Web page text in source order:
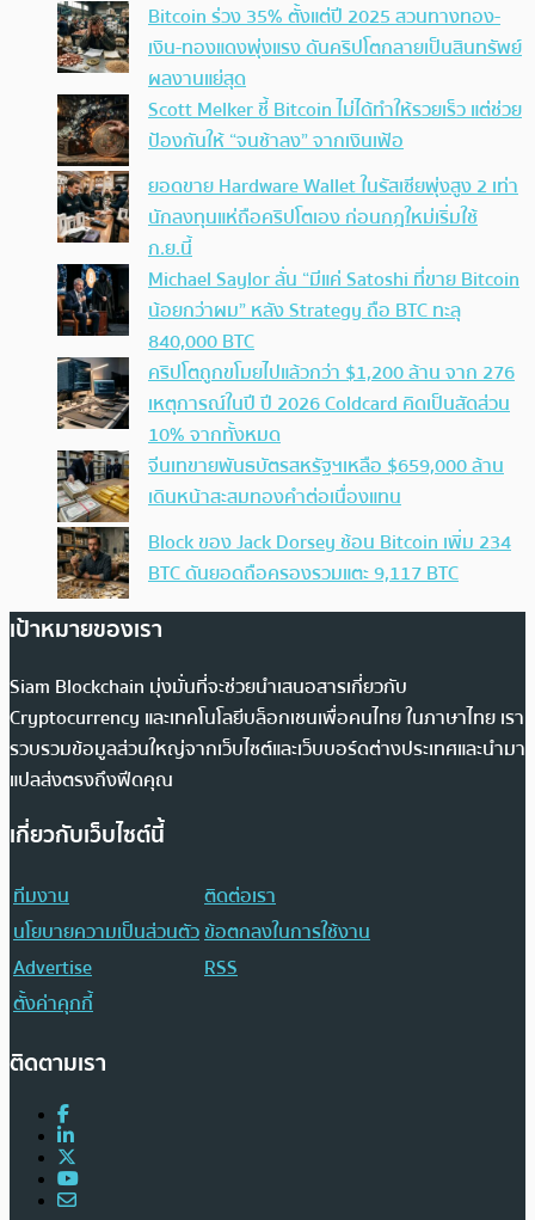
Bitcoin ร่วง 35% ตั้งแต่ปี 2025 สวนทางทอง-
เงิน-ทองแดงพุ่งแรง ดันคริปโตกลายเป็นสินทรัพย์
ผลงานแย่สุด
Scott Melker ชี้ Bitcoin ไม่ได้ทำให้รวยเร็ว แต่ช่วย
ป้องกันให้ “จนช้าลง” จากเงินเฟ้อ
ยอดขาย Hardware Wallet ในรัสเซียพุ่งสูง 2 เท่า
นักลงทุนแห่ถือคริปโตเอง ก่อนกฎใหม่เริ่มใช้
ก.ย.นี้
Michael Saylor ลั่น “มีแค่ Satoshi ที่ขาย Bitcoin
น้อยกว่าผม” หลัง Strategy ถือ BTC ทะลุ
840,000 BTC
คริปโตถูกขโมยไปแล้วกว่า $1,200 ล้าน จาก 276
เหตุการณ์ในปี ปี 2026 Coldcard คิดเป็นสัดส่วน
10% จากทั้งหมด
จีนเทขายพันธบัตรสหรัฐฯเหลือ $659,000 ล้าน
เดินหน้าสะสมทองคำต่อเนื่องแทน
Block ของ Jack Dorsey ช้อน Bitcoin เพิ่ม 234
BTC ดันยอดถือครองรวมแตะ 9,117 BTC
เป้าหมายของเรา
Siam Blockchain มุ่งมั่นที่จะช่วยนำเสนอสารเกี่ยวกับ
Cryptocurrency และเทคโนโลยีบล็อกเชนเพื่อคนไทย ในภาษาไทย เรา
รวบรวมข้อมูลส่วนใหญ่จากเว็บไซต์และเว็บบอร์ดต่างประเทศและนำมา
แปลส่งตรงถึงฟีดคุณ
เกี่ยวกับเว็บไซต์นี้
ทีมงาน
ติดต่อเรา
นโยบายความเป็นส่วนตัวข้อตกลงในการใช้งาน
Advertise
RSS
ตั้งค่าคุกกี้
ติดตามเรา